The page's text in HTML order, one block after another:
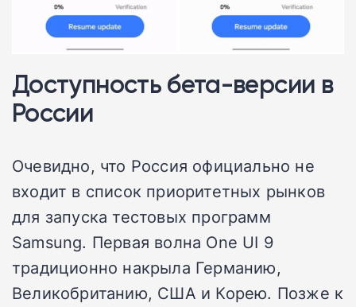
Доступность бета-версии в
России
Очевидно, что Россия официально не
входит в список приоритетных рынков
для запуска тестовых программ
Samsung. Первая волна One UI 9
традиционно накрыла Германию,
Великобританию, США и Корею. Позже к